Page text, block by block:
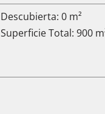
Descubierta: 0 m²
Superficie Total: 900